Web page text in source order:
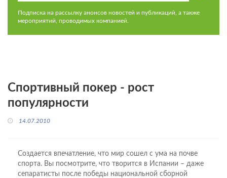
Подписка на рассылку анонсов новостей и публикаций, а также
мероприятий, проводимых компанией.
Спортивный покер - рост
популярности
14.07.2010
Создается впечатление, что мир сошел с ума на почве
спорта. Вы посмотрите, что творится в Испании – даже
сепаратисты после победы национальной сборной